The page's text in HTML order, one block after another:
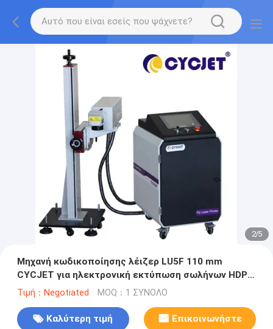
2/5
Μηχανή κωδικοποίησης λέιζερ LU5F 110 mm
CYCJET για ηλεκτρονική εκτύπωση σωλήνων HDPE
PP
Τιμή：Negotiated MOQ：1 ΣΥΝΟΛΟ
Καλύτερη τιμή Επικοινωνήστε